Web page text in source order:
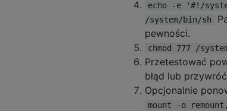
echo -e '#!/
/system/bin/sh
pewności.
chmod 777 /
Przetestować
błąd lub
Opcjonalnie
mount -o